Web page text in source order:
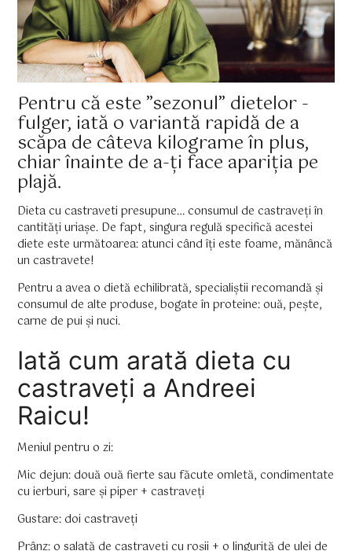
Pentru că este ”sezonul” dietelor -
fulger, iată o variantă rapidă de a
scăpa de câteva kilograme în plus,
chiar înainte de a-ți face apariția pe
plajă.
Dieta cu castraveti presupune… consumul de castraveți în
cantități uriașe. De fapt, singura regulă specifică acestei
diete este următoarea: atunci când îți este foame, mănâncă
un castravete!
Pentru a avea o dietă echilibrată, specialiștii recomandă și
consumul de alte produse, bogate în proteine: ouă, pește,
carne de pui și nuci.
Iată cum arată dieta cu
castraveți a Andreei
Raicu!
Meniul pentru o zi:
Mic dejun: două ouă fierte sau făcute omletă, condimentate
cu ierburi, sare și piper + castraveți
Gustare: doi castraveți
Prânz: o salată de castraveți cu roșii + o linguriță de ulei de